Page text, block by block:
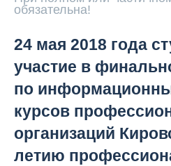
обязательна!
24 мая 2018 года
участие в
по
курсов
организаций
летию